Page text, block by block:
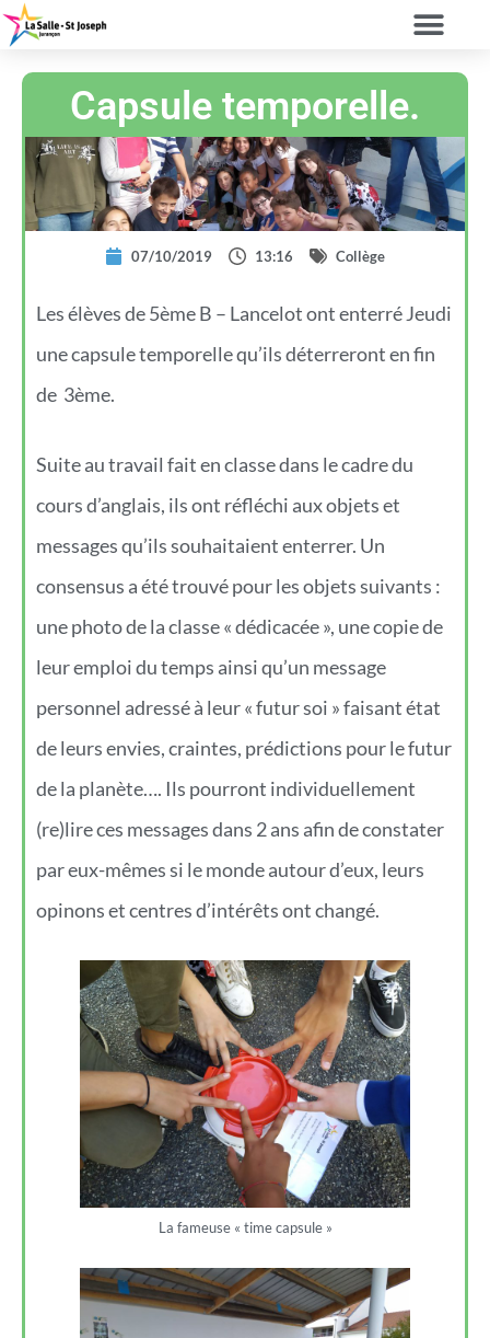
Capsule temporelle.
07/10/2019 13:16 Collège
Les élèves de 5ème B – Lancelot ont enterré Jeudi
une capsule temporelle qu’ils déterreront en fin
de 3ème.
Suite au travail fait en classe dans le cadre du
cours d’anglais, ils ont réfléchi aux objets et
messages qu’ils souhaitaient enterrer. Un
consensus a été trouvé pour les objets suivants :
une photo de la classe « dédicacée », une copie de
leur emploi du temps ainsi qu’un message
personnel adressé à leur « futur soi » faisant état
de leurs envies, craintes, prédictions pour le futur
de la planète…. Ils pourront individuellement
(re)lire ces messages dans 2 ans afin de constater
par eux-mêmes si le monde autour d’eux, leurs
opinons et centres d’intérêts ont changé.
La fameuse « time capsule »